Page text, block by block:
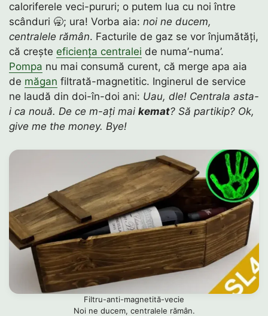
caloriferele veci-pururi; o putem lua cu noi între
scânduri 🥱; ura! Vorba aia: noi ne ducem,
centralele rămân. Facturile de gaz se vor înjumătăți,
că crește eficiența centralei de numa’-numa’.
Pompa nu mai consumă curent, că merge apa aia
de măgan filtrată-magnetitic. Inginerul de service
ne laudă din doi-în-doi ani: Uau, dle! Centrala asta-
i ca nouă. De ce m-ați mai kemat? Să partikip? Ok,
give me the money. Bye!
Filtru-anti-magnetită-vecie
Noi ne ducem, centralele rămân.